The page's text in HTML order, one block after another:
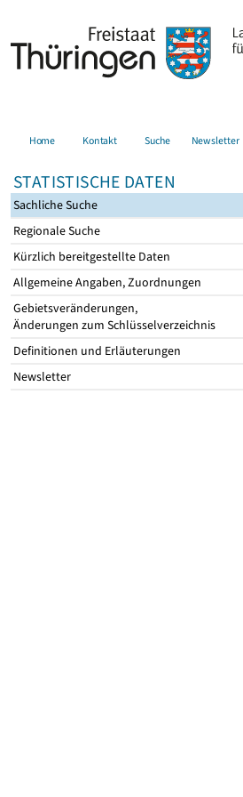
Home Kontakt Suche Newsletter
STATISTISCHE DATEN
Sachliche Suche
Regionale Suche
Kürzlich bereitgestellte Daten
Allgemeine Angaben, Zuordnungen
Gebietsveränderungen,
Änderungen zum Schlüsselverzeichnis
Definitionen und Erläuterungen
Newsletter